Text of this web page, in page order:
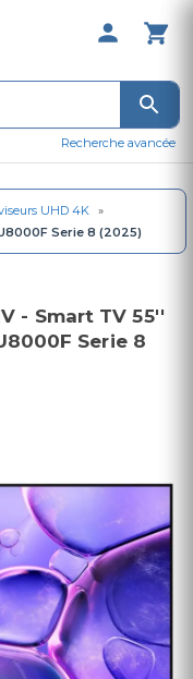
0 Produit
Recherche avancée
UHD 4K »
Serie 8 (2025)
- Smart TV 55''
Serie 8